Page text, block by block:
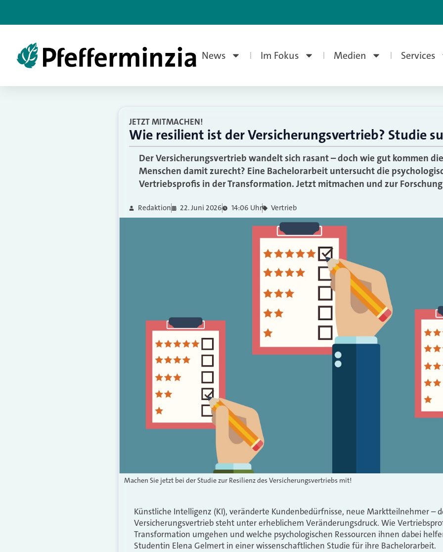
News Im Fokus Medien Services
JETZT MITMACHEN!
Wie resilient ist der Versicherungsvertrieb? Studie
Der Versicherungsvertrieb wandelt sich rasant – doch wie gut kommen
Menschen damit zurecht? Eine Bachelorarbeit untersucht die
Vertriebsprofis in der Transformation. Jetzt mitmachen und zur
Redaktion 22. Juni 2026 14:06 Uhr Vertrieb
Machen Sie jetzt bei der Studie zur Resilienz des Versicherungsvertriebs mit!
Künstliche Intelligenz (KI), veränderte Kundenbedürfnisse, neue Marktteilnehmer –
Versicherungsvertrieb steht unter erheblichem Veränderungsdruck. Wie
Transformation umgehen und welche psychologischen Ressourcen ihnen dabei
Studentin Elena Gelmert in einer wissenschaftlichen Studie für ihre Bachelorarbeit.